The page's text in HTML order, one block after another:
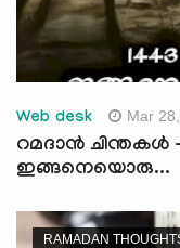
Web desk Mar
റമദാന്‍ ചിന്തകള്‍
ഇങ്ങനെയൊരു...
RAMADAN